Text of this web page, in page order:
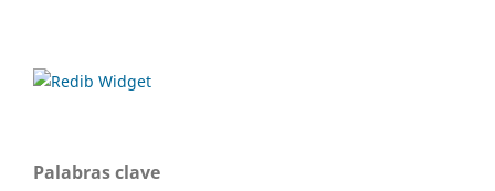
Palabras clave